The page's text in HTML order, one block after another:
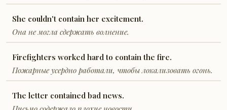
She couldn't contain her excitement.
Она не могла сдержать волнение.
Firefighters worked hard to contain the fire.
Пожарные усердно работали, чтобы локализовать огонь.
The letter contained bad news.